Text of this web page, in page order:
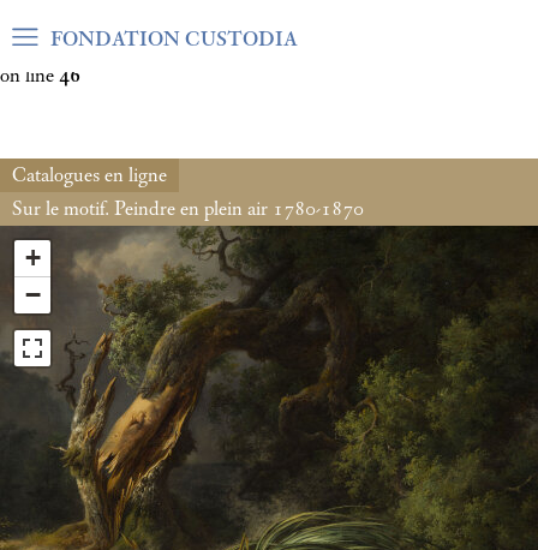
Warning: Undefined array key "var_mode" in
on line 46
FONDATION CUSTODIA
Catalogues en ligne
Sur le motif. Peindre en plein air 1780-1870
+
−